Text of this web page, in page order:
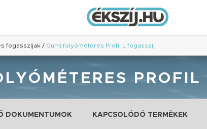
fogasszíjak / Gumi folyóméteres Profil L fogasszíj
DOKUMENTUMOK KAPCSOLÓDÓ TERMÉKEK